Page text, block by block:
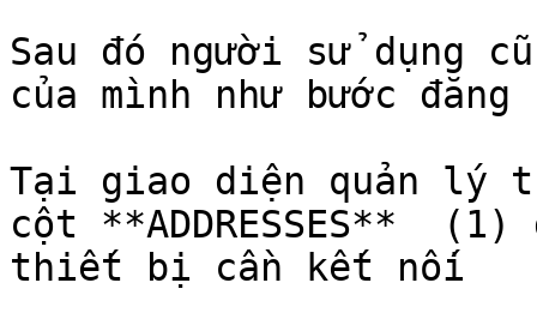
Sau đó người sử dụng
của mình như bước
Tại giao diện quản lý
cột **ADDRESSES**
thiết bị cần kết nối